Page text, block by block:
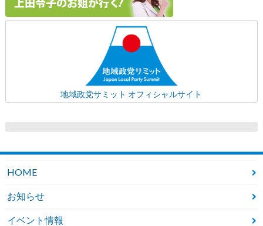
地域政党サミット オフィシャルサイト
HOME
お知らせ
イベント情報